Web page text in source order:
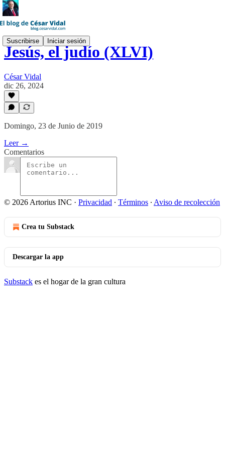
Suscribirse Iniciar sesión
Jesús, el judío (XLVI)
César Vidal
dic 26, 2024
Domingo, 23 de Junio de 2019
Leer →
Comentarios
© 2026 Artorius INC · Privacidad ∙ Términos ∙ Aviso de recolección
Crea tu Substack
Descargar la app
Substack es el hogar de la gran cultura